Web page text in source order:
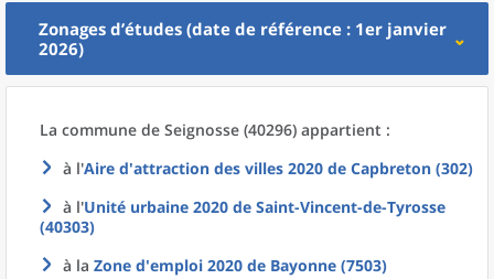
Zonages d’études (date de référence : 1er janvier
2026)
La commune de Seignosse (40296) appartient :
à l'Aire d'attraction des villes 2020 de Capbreton (302)
à l'Unité urbaine 2020 de Saint-Vincent-de-Tyrosse
(40303)
à la Zone d'emploi 2020 de Bayonne (7503)